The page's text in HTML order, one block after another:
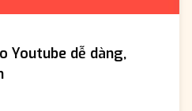
Youtube dễ dàng,